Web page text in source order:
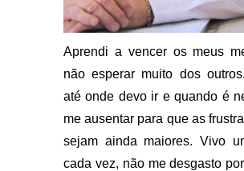
Aprendi a vencer os meus
não esperar muito dos
até onde devo ir e quando é
me ausentar para que as
sejam ainda maiores. Vivo
cada vez, não me desgasto